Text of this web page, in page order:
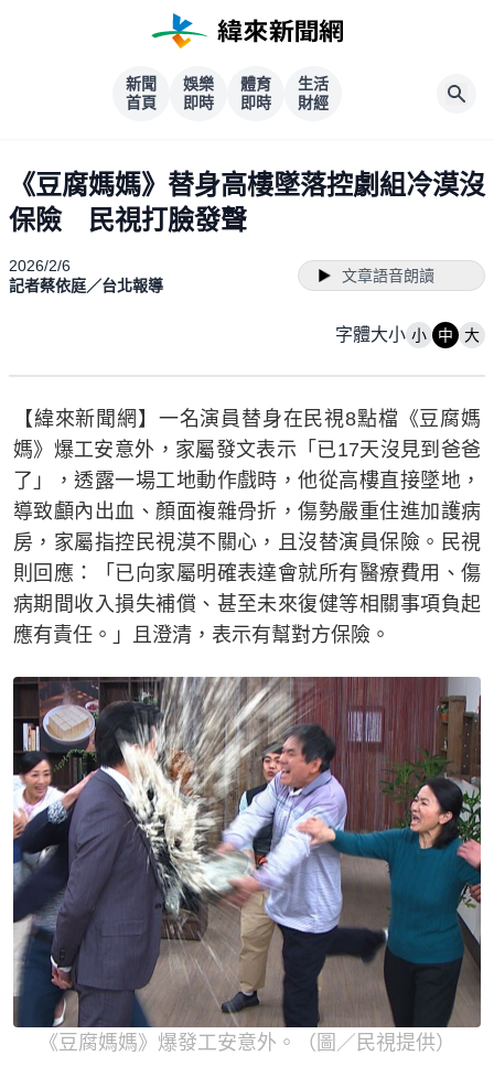
新聞
首頁
娛樂
即時
體育
即時
生活
財經
《豆腐媽媽》替身高樓墜落控劇組冷漠沒
保險 民視打臉發聲
2026/2/6
記者蔡依庭／台北報導
文章語音朗讀
字體大小 小 中 大
【緯來新聞網】一名演員替身在民視8點檔《豆腐媽
媽》爆工安意外，家屬發文表示「已17天沒見到爸爸
了」，透露一場工地動作戲時，他從高樓直接墜地，
導致顱內出血、顏面複雜骨折，傷勢嚴重住進加護病
房，家屬指控民視漠不關心，且沒替演員保險。民視
則回應：「已向家屬明確表達會就所有醫療費用、傷
病期間收入損失補償、甚至未來復健等相關事項負起
應有責任。」且澄清，表示有幫對方保險。
《豆腐媽媽》爆發工安意外。（圖／民視提供）